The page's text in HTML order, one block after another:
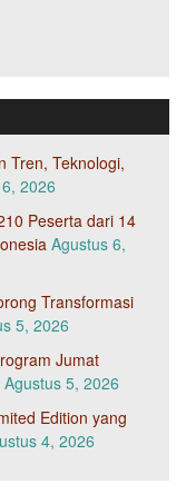
Tren, Teknologi,
2026
Peserta dari 14
Agustus 6,
Transformasi
5, 2026
Jumat
Agustus 5, 2026
Edition yang
4, 2026